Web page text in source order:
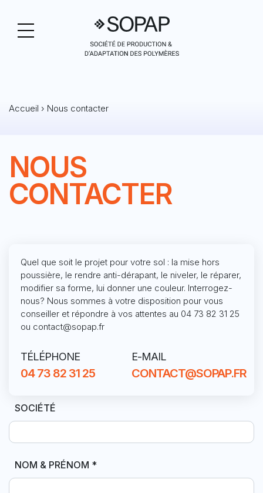
Accueil › Nous contacter
NOUS
CONTACTER
Quel que soit le projet pour votre sol : la mise hors
poussière, le rendre anti-dérapant, le niveler, le réparer,
modifier sa forme, lui donner une couleur. Interrogez-
nous? Nous sommes à votre disposition pour vous
conseiller et répondre à vos attentes au 04 73 82 31 25
ou contact@sopap.fr
TÉLÉPHONE
04 73 82 31 25
E-MAIL
CONTACT@SOPAP.FR
SOCIÉTÉ
NOM & PRÉNOM *